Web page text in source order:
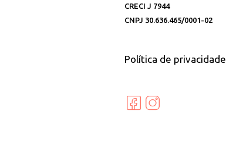
CRECI J 7944
CNPJ 30.636.465/0001-02
Política de privacidade